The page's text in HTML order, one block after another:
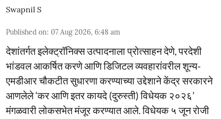
Swapnil S
Published on: 07 Aug 2026, 6:48 am
देशांतर्गत इलेक्ट्रॉनिक्स उत्पादनाला प्रोत्साहन देणे, परदेशी
भांडवल आकर्षित करणे आणि डिजिटल व्यवहारांवरील शून्य-
एमडीआर चौकटीत सुधारणा करण्याच्या उद्देशाने केंद्र सरकारने
आणलेले ‘कर आणि इतर कायदे (दुरुस्ती) विधेयक २०२६’
मंगळवारी लोकसभेत मंजूर करण्यात आले. विधेयक ५ जून रोजी